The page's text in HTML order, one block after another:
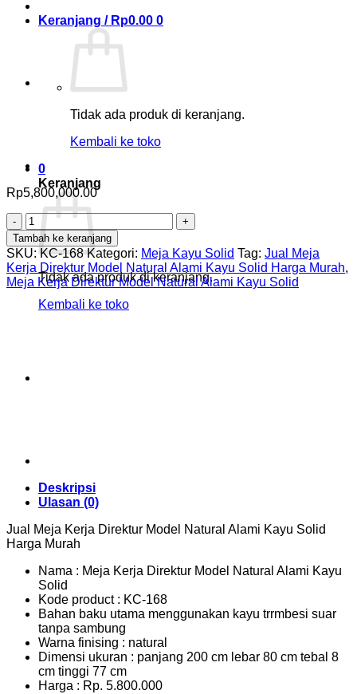
Keranjang / Rp0.00 0
Tidak ada produk di keranjang.
Kembali ke toko
0
Keranjang
Tidak ada produk di keranjang.
Kembali ke toko
Rp5,800,000.00
Kuantitas
Meja
Kerja
Direktur
Model
Natural
Alami
Tambah ke keranjang
SKU:KC-168 Kategori: Meja Kayu Solid Tag: Jual Meja
Kerja Direktur Model Natural Alami Kayu Solid Harga Murah,
Meja Kerja Direktur Model Natural Alami Kayu Solid
Deskripsi
Ulasan (0)
Jual Meja Kerja Direktur Model Natural Alami Kayu Solid
Harga Murah
Nama : Meja Kerja Direktur Model Natural Alami Kayu
Solid
Kode product : KC-168
Bahan baku utama menggunakan kayu trrmbesi suar
tanpa sambung
Warna finising : natural
Dimensi ukuran : panjang 200 cm lebar 80 cm tebal 8
cm tinggi 77 cm
Harga : Rp. 5.800.000